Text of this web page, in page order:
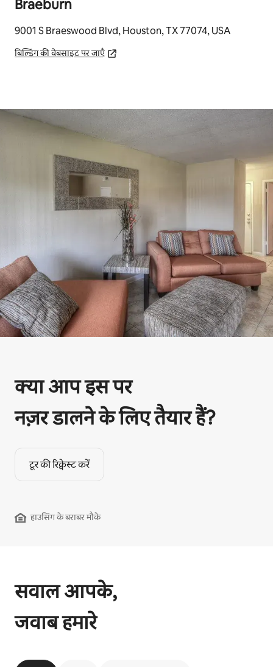
Braeburn
9001 S Braeswood Blvd, Houston, TX 77074, USA
बिल्डिंग की वेबसाइट पर जाएँ
क्या आप इस पर
नज़र डालने के लिए तैयार हैं?
टूर की रिक्वेस्ट करें
हाउसिंग के बराबर मौके
सवाल आपके,
जवाब हमारे